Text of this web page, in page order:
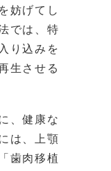
妨げてし
では、特
り込みを
生させる
、健康な
は、上顎
歯肉移植